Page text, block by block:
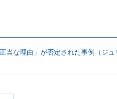
当な理由」が否定された事例（ジ